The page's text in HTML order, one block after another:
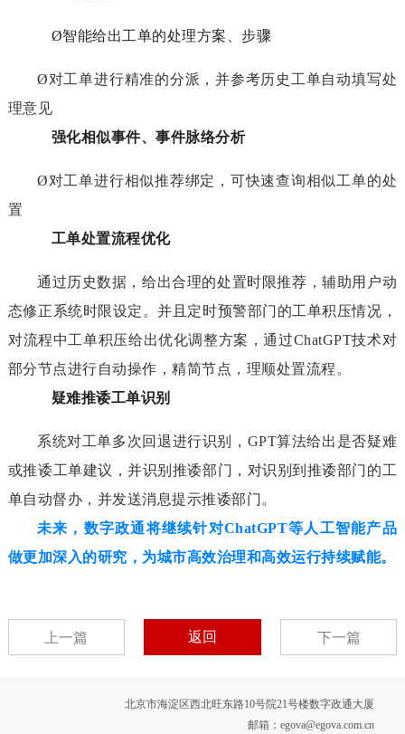
Ø智能给出工单的处理方案、步骤
Ø对工单进行精准的分派，并参考历史工单自动填写处
理意见
强化相似事件、事件脉络分析
Ø对工单进行相似推荐绑定，可快速查询相似工单的处
置
工单处置流程优化
通过历史数据，给出合理的处置时限推荐，辅助用户动
态修正系统时限设定。并且定时预警部门的工单积压情况，
对流程中工单积压给出优化调整方案，通过ChatGPT技术对
部分节点进行自动操作，精简节点，理顺处置流程。
疑难推诿工单识别
系统对工单多次回退进行识别，GPT算法给出是否疑难
或推诿工单建议，并识别推诿部门，对识别到推诿部门的工
单自动督办，并发送消息提示推诿部门。
未来，数字政通将继续针对ChatGPT等人工智能产品
做更加深入的研究，为城市高效治理和高效运行持续赋能。
上一篇 返回 下一篇
北京市海淀区西北旺东路10号院21号楼数字政通大厦
邮箱：egova@egova.com.cn